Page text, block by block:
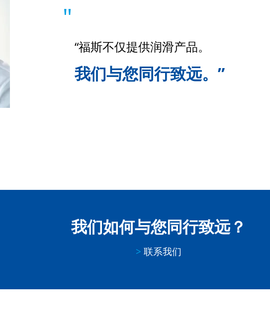
"
“福斯不仅提供润滑产品。
我们与您同行致远。”
我们如何与您同行致远？
> 联系我们